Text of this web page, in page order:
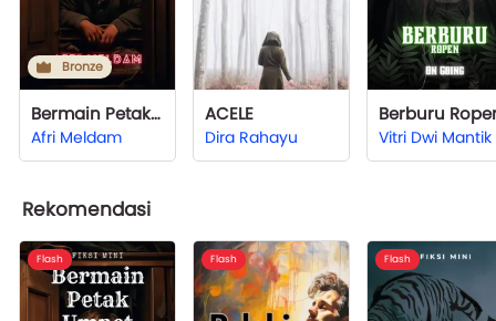
Bronze
Bermain Petak Umpet
Afri Meldam
ACELE
Dira Rahayu
Berburu
Vitri Dwi Mantik
Rekomendasi
Flash Flash Flash